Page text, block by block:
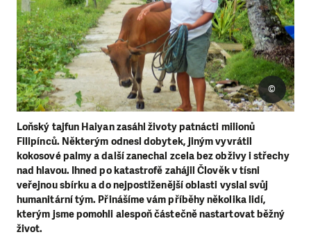
Loňský tajfun Haiyan zasáhl životy patnácti milionů
Filipínců. Některým odnesl dobytek, jiným vyvrátil
kokosové palmy a další zanechal zcela bez obživy i střechy
nad hlavou. Ihned po katastrofě zahájil Člověk v tísni
veřejnou sbírku a do nejpostiženější oblasti vyslal svůj
humanitární tým. Přinášíme vám příběhy několika lidí,
kterým jsme pomohli alespoň částečně nastartovat běžný
život.
©